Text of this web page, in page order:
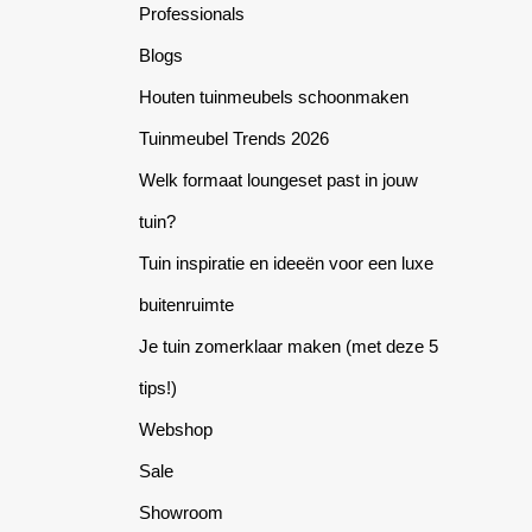
Professionals
Blogs
Houten tuinmeubels schoonmaken
Tuinmeubel Trends 2026
Welk formaat loungeset past in jouw
tuin?
Tuin inspiratie en ideeën voor een luxe
buitenruimte
Je tuin zomerklaar maken (met deze 5
tips!)
Webshop
Sale
Showroom